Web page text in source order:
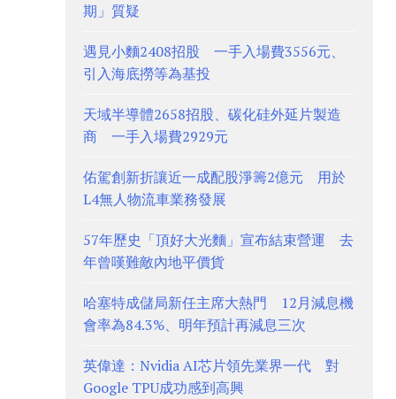
期」質疑
遇見小麵2408招股 一手入場費3556元、
引入海底撈等為基投
天域半導體2658招股、碳化硅外延片製造
商 一手入場費2929元
佑駕創新折讓近一成配股淨籌2億元 用於
L4無人物流車業務發展
57年歷史「頂好大光麵」宣布結束營運 去
年曾嘆難敵內地平價貨
哈塞特成儲局新任主席大熱門 12月減息機
會率為84.3%、明年預計再減息三次
英偉達：Nvidia AI芯片領先業界一代 對
Google TPU成功感到高興